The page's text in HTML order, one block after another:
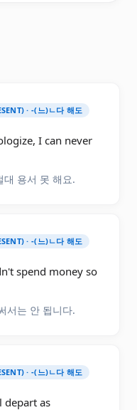
· -(느)ㄴ다 해도
I can never
대 용서 못 해요.
· -(느)ㄴ다 해도
spend money so
서는 안 됩니다.
· -(느)ㄴ다 해도
depart as